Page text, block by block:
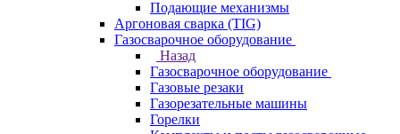
Подающие механизмы
Аргоновая сварка (TIG)
Газосварочное оборудование
Назад
Газосварочное оборудование
Газовые резаки
Газорезательные машины
Горелки